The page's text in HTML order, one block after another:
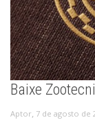
Baixe
Aptor, 7 de agosto de